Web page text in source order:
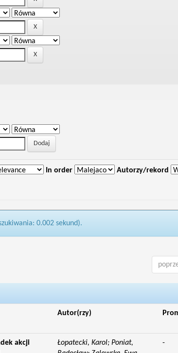
In order Autorzy/rekord
0.002 sekund).
Autor(rzy)
akcji
Łopatecki, Karol; Poniat,
-